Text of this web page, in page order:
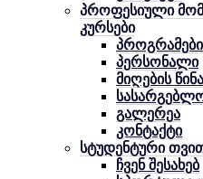
პროფესიული
კურსები
პროგრამები
პერსონალი
მიღების
გალერეა
კონტაქტი
სტუდენტური
ჩვენ შესახებ